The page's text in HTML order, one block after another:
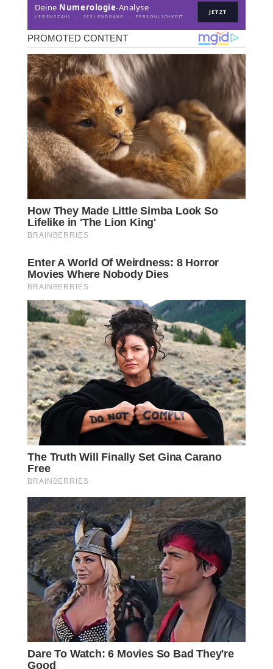
Deine Numerologie-Analyse
LEBENSZAHL · SEELENDRANG · PERSÖNLICHKEIT
JETZT